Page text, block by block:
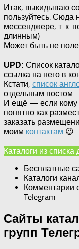
Итак, выкидываю
пользуйтесь. Сюда
мессенджере, т. к.
длинным)
Может быть не
UPD: Список
ссылка на него в
Кстати, список
отдельным постом.
И ещё — если кому
понятно как
заказать
моим контактам 😉
Каталоги из списка
Бесплатные
Каталоги
Комментарии
Telegram
Сайты
групп